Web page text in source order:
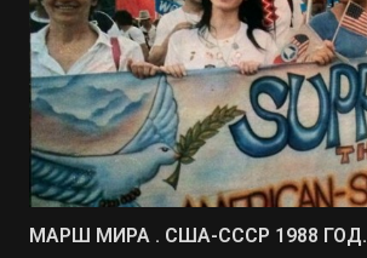
МАРШ МИРА . США-СССР 1988 ГОД.